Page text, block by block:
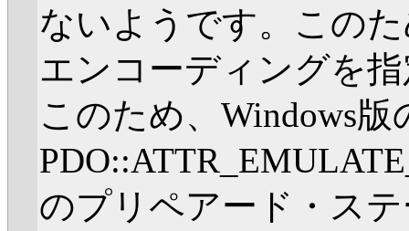
ないようです。この
エンコーディングを
このため、Windows
のプリペアード・ス